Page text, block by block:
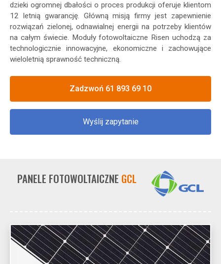
dzieki ogromnej dbałości o proces produkcji oferuje klientom
12 letnią gwarancję. Główną misją firmy jest zapewnienie
rozwiązań zielonej, odnawialnej energii na potrzeby klientów
na całym świecie. Moduły fotowoltaiczne Risen uchodzą za
technologicznie innowacyjne, ekonomiczne i zachowujące
wieloletnią sprawność techniczną.
Zadzwoń 61 893 69 10
Wyślij zapytanie
PANELE FOTOWOLTAICZNE GCL